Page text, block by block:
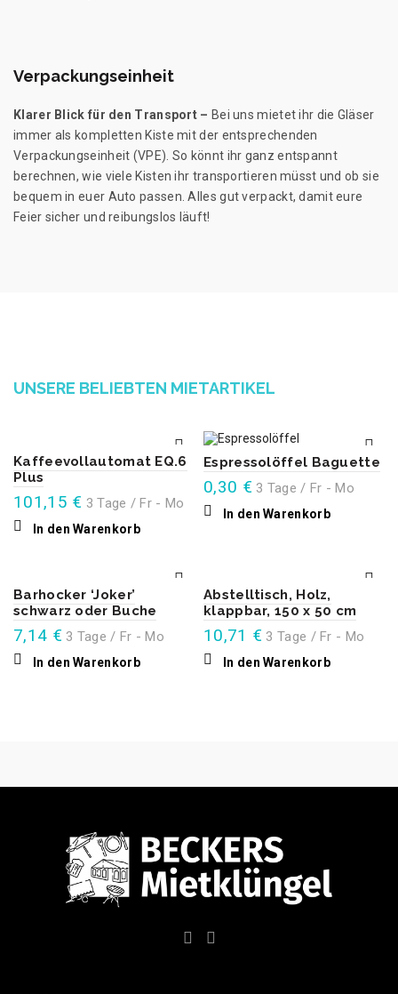
Verpackungseinheit
Klarer Blick für den Transport – Bei uns mietet ihr die Gläser
immer als kompletten Kiste mit der entsprechenden
Verpackungseinheit (VPE). So könnt ihr ganz entspannt
berechnen, wie viele Kisten ihr transportieren müsst und ob sie
bequem in euer Auto passen. Alles gut verpackt, damit eure
Feier sicher und reibungslos läuft!
UNSERE BELIEBTEN MIETARTIKEL
Kaffeevollautomat EQ.6
Plus
101,15 € 3 Tage / Fr - Mo
In den Warenkorb
Espressolöffel Baguette
0,30 € 3 Tage / Fr - Mo
In den Warenkorb
Barhocker ‘Joker’
schwarz oder Buche
7,14 € 3 Tage / Fr - Mo
In den Warenkorb
Abstelltisch, Holz,
klappbar, 150 x 50 cm
10,71 € 3 Tage / Fr - Mo
In den Warenkorb